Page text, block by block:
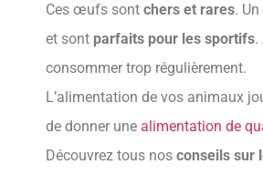
Ces œufs sont chers et rares.
et sont parfaits pour les sportifs.
consommer trop régulièrement.
L’alimentation de vos animaux
de donner une alimentation de
Découvrez tous nos conseils sur